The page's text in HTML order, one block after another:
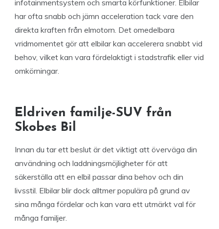
infotainmentsystem och smarta körfunktioner. Elbilar
har ofta snabb och jämn acceleration tack vare den
direkta kraften från elmotorn. Det omedelbara
vridmomentet gör att elbilar kan accelerera snabbt vid
behov, vilket kan vara fördelaktigt i stadstrafik eller vid
omkörningar.
Eldriven familje-SUV från
Skobes Bil
Innan du tar ett beslut är det viktigt att överväga din
användning och laddningsmöjligheter för att
säkerställa att en elbil passar dina behov och din
livsstil. Elbilar blir dock alltmer populära på grund av
sina många fördelar och kan vara ett utmärkt val för
många familjer.